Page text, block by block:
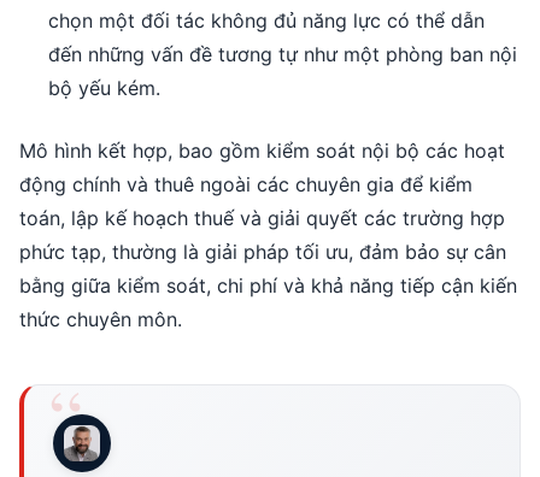
chọn một đối tác không đủ năng lực có thể dẫn
đến những vấn đề tương tự như một phòng ban nội
bộ yếu kém.
Mô hình kết hợp, bao gồm kiểm soát nội bộ các hoạt
động chính và thuê ngoài các chuyên gia để kiểm
toán, lập kế hoạch thuế và giải quyết các trường hợp
phức tạp, thường là giải pháp tối ưu, đảm bảo sự cân
bằng giữa kiểm soát, chi phí và khả năng tiếp cận kiến
thức chuyên môn.